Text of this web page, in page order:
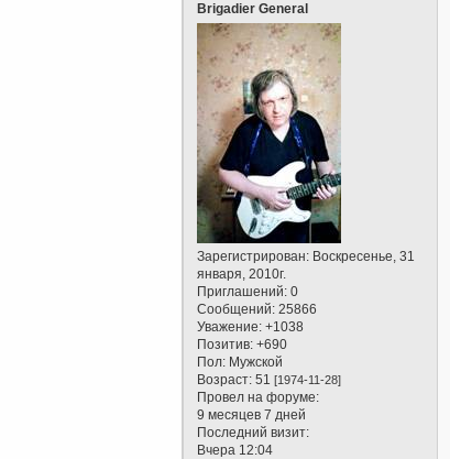
Brigadier General
Зарегистрирован: Воскресенье, 31
января, 2010г.
Приглашений: 0
Сообщений: 25866
Уважение: +1038
Позитив: +690
Пол: Мужской
Возраст: 51[1974-11-28]
Провел на форуме:
9 месяцев 7 дней
Последний визит:
Вчера 12:04